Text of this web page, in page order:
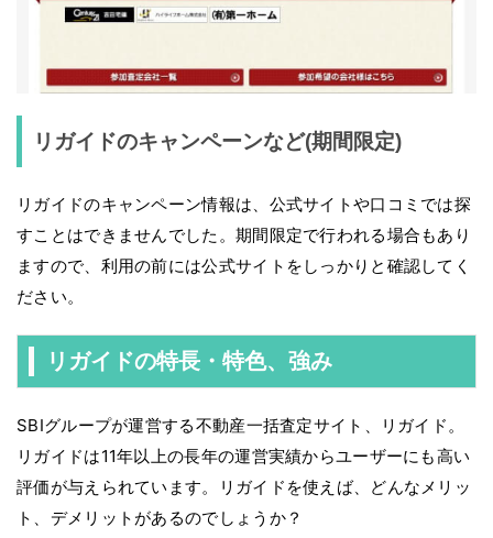
リガイドのキャンペーンなど(期間限定)
リガイドのキャンペーン情報は、公式サイトや口コミでは探
すことはできませんでした。期間限定で行われる場合もあり
ますので、利用の前には公式サイトをしっかりと確認してく
ださい。
リガイドの特長・特色、強み
SBIグループが運営する不動産一括査定サイト、リガイド。
リガイドは11年以上の長年の運営実績からユーザーにも高い
評価が与えられています。リガイドを使えば、どんなメリッ
ト、デメリットがあるのでしょうか？